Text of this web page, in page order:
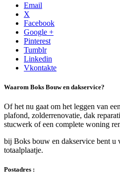
Email
X
Facebook
Google +
Pinterest
Tumblr
Linkedin
Vkontakte
Waarom Boks Bouw en dakservice?
Of het nu gaat om het leggen van
plafond, zolderrenovatie, dak
stucwerk of een complete woning
bij Boks bouw en dakservice bent u
totaalplaatje.
Postadres :